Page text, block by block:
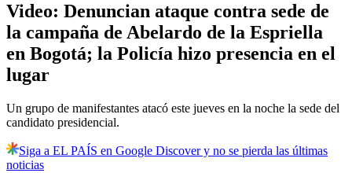
Video: Denuncian ataque contra sede de
la campaña de Abelardo de la Espriella
en Bogotá; la Policía hizo presencia en el
lugar
Un grupo de manifestantes atacó este jueves en la noche la sede del
candidato presidencial.
Siga a EL PAÍS en Google Discover y no se pierda las últimas
noticias